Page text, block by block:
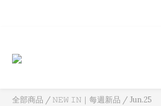
全部商品 /𝙽𝙴𝚆 𝙸𝙽｜每週新品 /Jun.25